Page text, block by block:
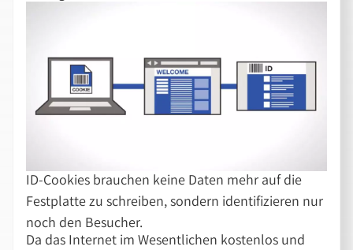
ID-Cookies brauchen keine Daten mehr auf die
Festplatte zu schreiben, sondern identifizieren nur
noch den Besucher.
Da das Internet im Wesentlichen kostenlos und